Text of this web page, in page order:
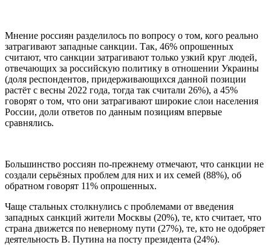
Мнение россиян разделилось по вопросу о том, кого реально
затрагивают западные санкции. Так, 46% опрошенных
считают, что санкции затрагивают только узкий круг людей,
отвечающих за российскую политику в отношении Украины
(доля респондентов, придерживающихся данной позиции
растёт с весны 2022 года, тогда так считали 26%), а 45%
говорят о том, что они затрагивают широкие слои населения
России, доли ответов по данным позициям впервые
сравнялись.
Большинство россиян по-прежнему отмечают, что санкции не
создали серьёзных проблем для них и их семей (88%), об
обратном говорят 11% опрошенных.
Чаще стальных столкнулись с проблемами от введения
западных санкций жители Москвы (20%), те, кто считает, что
страна движется по неверному пути (27%), те, кто не одобряет
деятельность В. Путина на посту президента (24%).